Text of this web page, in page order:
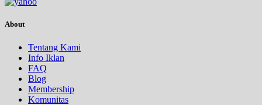
About
Tentang Kami
Info Iklan
FAQ
Blog
Membership
Komunitas